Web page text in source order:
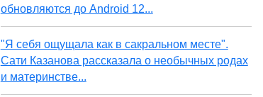
обновляются до Android 12...
"Я себя ощущала как в сакральном месте".
Сати Казанова рассказала о необычных родах
и материнстве...